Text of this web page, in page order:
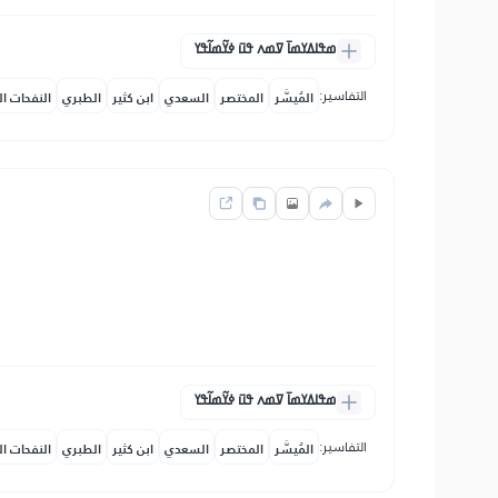
ߘߟߊߡߌߘߊ߫ ߜߘߍ ߟߎ߫ ߦߌ߬ߘߊ߬ߟߌ
التفاسير: المُيسَّر المختصر السعدي ابن كثير الطبري النفحات
ߘߟߊߡߌߘߊ߫ ߜߘߍ ߟߎ߫ ߦߌ߬ߘߊ߬ߟߌ
التفاسير: المُيسَّر المختصر السعدي ابن كثير الطبري النفحات